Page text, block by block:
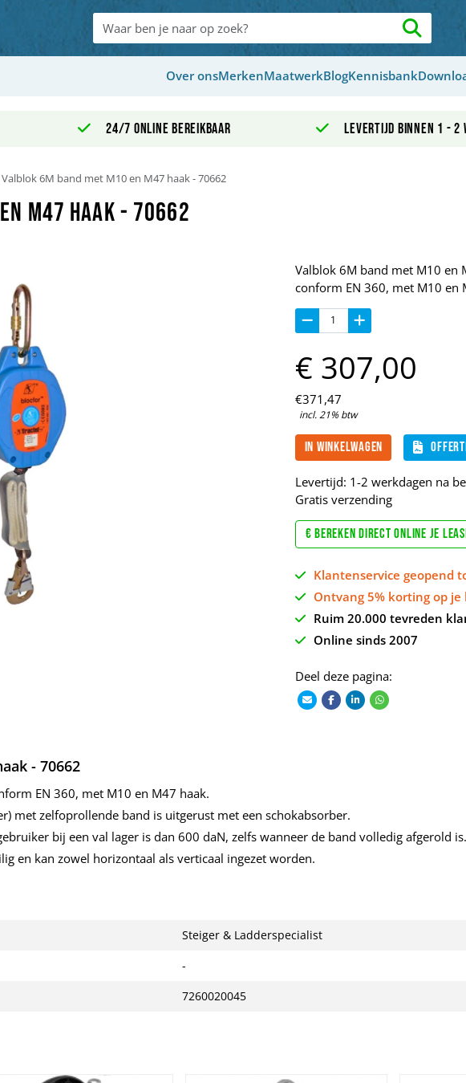
Over onsMerkenMaatwerkBlogKennisbank
24/7 online bereikbaar Levertijd binnen 1 - 2
Valblok 6M band met M10 en M47 haak - 70662
M47 haak - 70662
Valblok 6M band met M10 en
conform EN 360, met M10 en
€371,47
incl. 21% btw
€ 307,00
In winkelwagen
Levertijd: 1-2 werkdagen na
Gratis verzending
€ Bereken direct online je
Klantenservice geopend
Ontvang 5% korting op je
Ruim 20.000 tevreden
Online sinds 2007
Deel deze pagina:
- 70662
EN 360, met M10 en M47 haak.
met zelfoprollende band is uitgerust met een schokabsorber.
bij een val lager is dan 600 daN, zelfs wanneer de band volledig afgerold
en kan zowel horizontaal als verticaal ingezet worden.
Steiger & Ladderspecialist
-
7260020045